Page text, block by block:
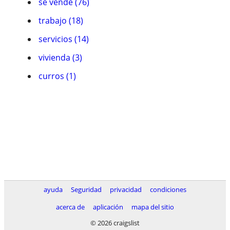
trabajo (18)
servicios (14)
vivienda (3)
curros (1)
ayuda Seguridad privacidad
condiciones
acerca de
aplicación
mapa del sitio
© 2026 craigslist